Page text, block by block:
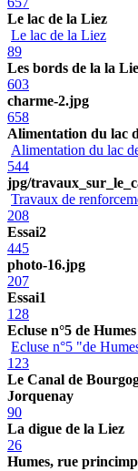
Le lac de la Liez
Le lac de la Liez
89
Les bords de la la
603
charme-2.jpg
658
Alimentation du lac
Alimentation du lac
544
jpg/
Travaux de
208
Essai2
445
photo-16.jpg
207
Essai1
128
Ecluse n°5 de Humes
Ecluse n°5 "de
123
Le Canal de
Jorquenay
90
La digue de la Liez
26
Humes, rue